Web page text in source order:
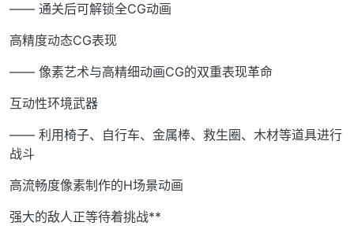
—— 通关后可解锁全CG动画
高精度动态CG表现
—— 像素艺术与高精细动画CG的双重表现革命
互动性环境武器
—— 利用椅子、自行车、金属棒、救生圈、木材等道具进行
战斗
高流畅度像素制作的H场景动画
强大的敌人正等待着挑战**